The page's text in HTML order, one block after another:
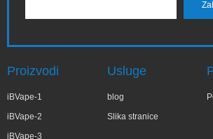
Proizvodi
iBVape-1
iBVape-2
iBVape-3
Usluge
blog
Slika stranice